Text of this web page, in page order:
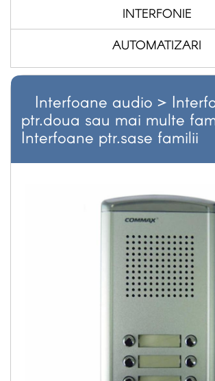
INTERFONIE
AUTOMATIZARI
Interfoane audio >
ptr.doua sau mai multe
Interfoane ptr.sase familii